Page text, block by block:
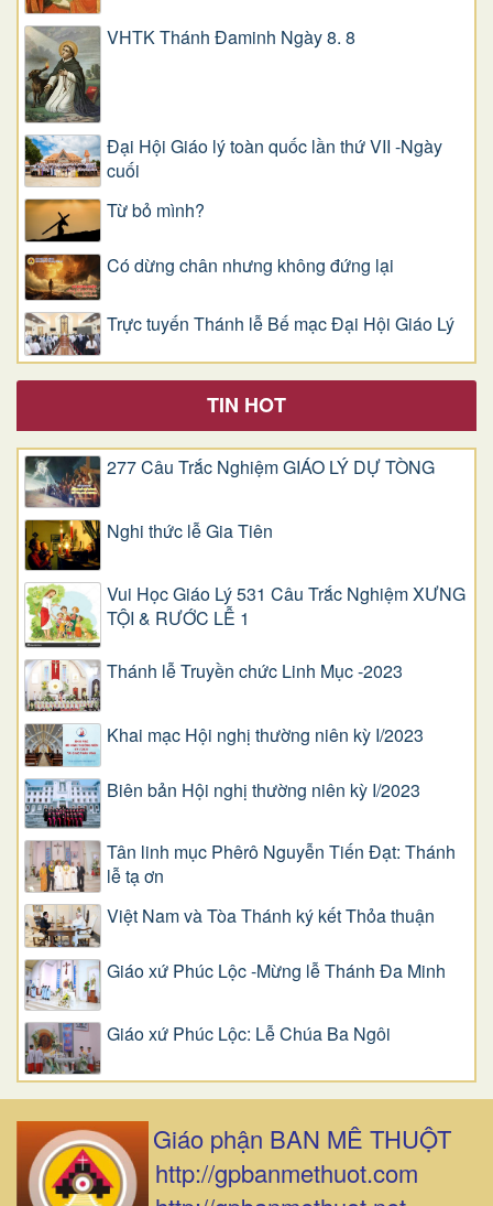
VHTK Thánh Đaminh Ngày 8. 8
Đại Hội Giáo lý toàn quốc lần thứ VII -Ngày
cuối
Từ bỏ mình?
Có dừng chân nhưng không đứng lại
Trực tuyến Thánh lễ Bế mạc Đại Hội Giáo Lý
TIN HOT
277 Câu Trắc Nghiệm GIÁO LÝ DỰ TÒNG
Nghi thức lễ Gia Tiên
Vui Học Giáo Lý 531 Câu Trắc Nghiệm XƯNG
TỘI & RƯỚC LỄ 1
Thánh lễ Truyền chức Linh Mục -2023
Khai mạc Hội nghị thường niên kỳ I/2023
Biên bản Hội nghị thường niên kỳ I/2023
Tân linh mục Phêrô Nguyễn Tiến Đạt: Thánh
lễ tạ ơn
Việt Nam và Tòa Thánh ký kết Thỏa thuận
Giáo xứ Phúc Lộc -Mừng lễ Thánh Đa Minh
Giáo xứ Phúc Lộc: Lễ Chúa Ba Ngôi
Giáo phận BAN MÊ THUỘT
http://gpbanmethuot.com